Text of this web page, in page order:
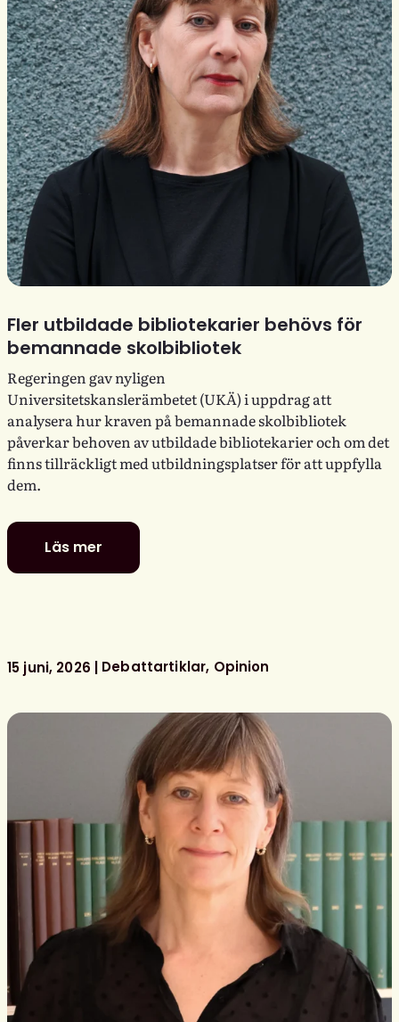
Fler utbildade bibliotekarier behövs för
bemannade skolbibliotek
Regeringen gav nyligen
Universitetskanslerämbetet (UKÄ) i uppdrag att
analysera hur kraven på bemannade skolbibliotek
påverkar behoven av utbildade bibliotekarier och om det
finns tillräckligt med utbildningsplatser för att uppfylla
dem.
Läs mer
Fler
utbildade
bemannade
15 juni, 2026 Debattartiklar Opinion